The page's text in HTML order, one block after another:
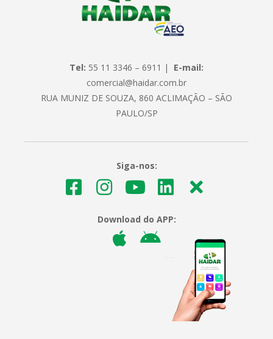
Tel: 55 11 3346 – 6911 | E-mail:
comercial@haidar.com.br
RUA MUNIZ DE SOUZA, 860 ACLIMAÇÃO – SÃO
PAULO/SP
Siga-nos:
Download do APP: